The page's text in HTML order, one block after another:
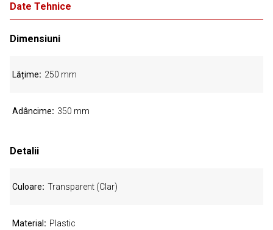
Date Tehnice
Dimensiuni
Lățime 250 mm
Adâncime 350 mm
Detalii
Culoare Transparent (Clar)
Material Plastic